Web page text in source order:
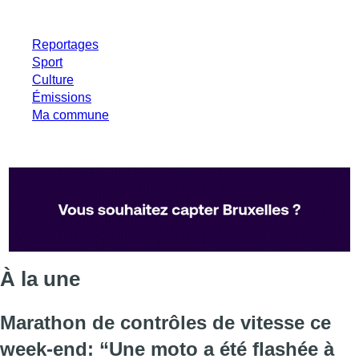
Reportages
Sport
Culture
Émissions
Ma commune
À la une
Marathon de contrôles de vitesse ce
week-end: “Une moto a été flashée à